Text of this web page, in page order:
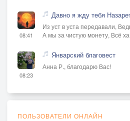
08:41
Давно я жду тебя
Из уст в уста передавали,
А мы за чистую монету, Всё
08:23
Январский благовест
Анна Р., благодарю Вас!
ПОЛЬЗОВАТЕЛИ ОНЛАЙН